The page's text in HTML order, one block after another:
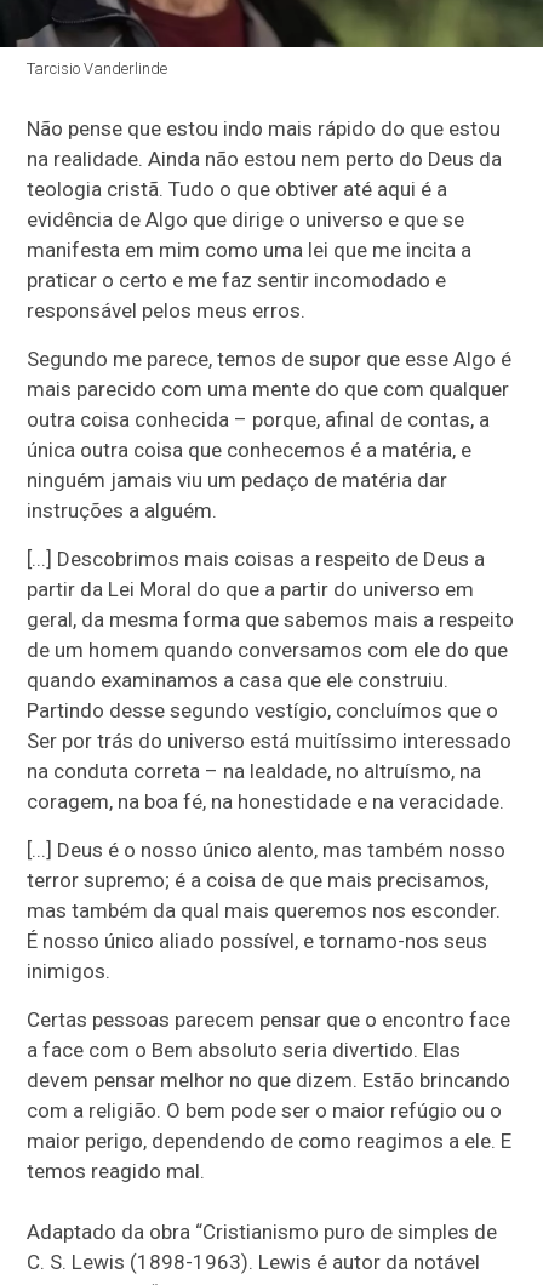
Tarcisio Vanderlinde
Não pense que estou indo mais rápido do que estou
na realidade. Ainda não estou nem perto do Deus da
teologia cristã. Tudo o que obtiver até aqui é a
evidência de Algo que dirige o universo e que se
manifesta em mim como uma lei que me incita a
praticar o certo e me faz sentir incomodado e
responsável pelos meus erros.
Segundo me parece, temos de supor que esse Algo é
mais parecido com uma mente do que com qualquer
outra coisa conhecida – porque, afinal de contas, a
única outra coisa que conhecemos é a matéria, e
ninguém jamais viu um pedaço de matéria dar
instruções a alguém.
[...] Descobrimos mais coisas a respeito de Deus a
partir da Lei Moral do que a partir do universo em
geral, da mesma forma que sabemos mais a respeito
de um homem quando conversamos com ele do que
quando examinamos a casa que ele construiu.
Partindo desse segundo vestígio, concluímos que o
Ser por trás do universo está muitíssimo interessado
na conduta correta – na lealdade, no altruísmo, na
coragem, na boa fé, na honestidade e na veracidade.
[...] Deus é o nosso único alento, mas também nosso
terror supremo; é a coisa de que mais precisamos,
mas também da qual mais queremos nos esconder.
É nosso único aliado possível, e tornamo-nos seus
inimigos.
Certas pessoas parecem pensar que o encontro face
a face com o Bem absoluto seria divertido. Elas
devem pensar melhor no que dizem. Estão brincando
com a religião. O bem pode ser o maior refúgio ou o
maior perigo, dependendo de como reagimos a ele. E
temos reagido mal.
Adaptado da obra “Cristianismo puro de simples de
C. S. Lewis (1898-1963). Lewis é autor da notável